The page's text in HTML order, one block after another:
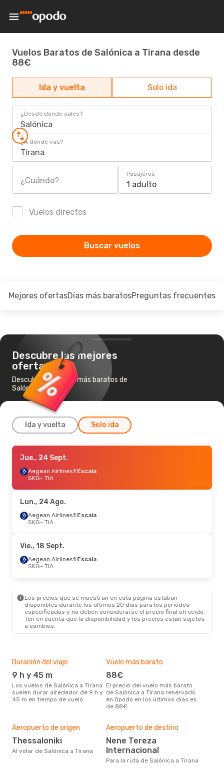
Vuelos Baratos de Salónica a Tirana desde
88€
Ida y vuelta Solo ida
¿Desde dónde sales?
Salónica
¿A dónde vas?
Tirana
¿Cuándo?
Pasajeros
1 adulto
Vuelos directos
Buscar vuelos
Mejores ofertasDías más baratosPreguntas frecuentes
Descubre las mejores
ofertas
Descubre los vuelos más baratos de
Salónica a Tirana
Ida y vuelta Solo ida
Mié., 16 Sept.- Lun., 21 Sept.
Sky Express1 Escala
SKG- TIA
TIA- SKG
Jue., 24 Sept.
Aegean Airlines1 Escala
SKG- TIA
Lun., 24 Ago.
Aegean Airlines1 Escala
SKG- TIA
Vie., 18 Sept.
Aegean Airlines1 Escala
SKG- TIA
Los precios que se muestran en esta página estaban
disponibles durante los últimos 20 días para los periodos
especificados y no deben considerarse el precio final ofrecido.
Ten en cuenta que la disponibilidad y los precios están sujetos
a cambios.
Duración del viaje
9 h y 45 m
Los vuelos de Salónica a Tirana
suelen durar alrededor de 9 h y
45 m en tiempo de vuelo
Vuelo más barato
88€
El precio del vuelo más barato
de Salónica a Tirana reservado
en Opodo en los últimos días es
de 88€
Aeropuerto de origen
Thessaloniki
Al volar de Salónica a Tirana
Aeropuerto de destino
Nene Tereza
Internacional
Para la ruta de Salónica a Tirana